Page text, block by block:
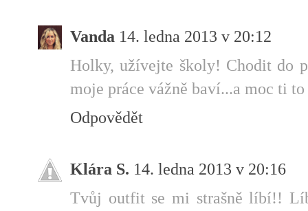
Vanda 14. ledna 2013 v 20:12
Holky, užívejte školy! Chodit do
moje práce vážně baví...a moc ti
Odpovědět
Klára S. 14. ledna 2013 v 20:16
Tvůj outfit se mi strašně líbí!!